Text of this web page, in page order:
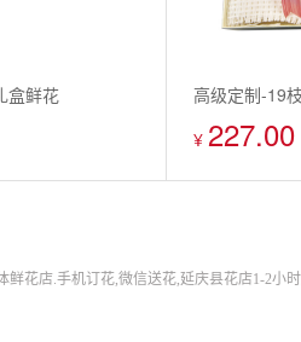
盒鲜花
高级定制-19
¥ 227.00
花店.手机订花,微信送花,延庆县花店1-2小